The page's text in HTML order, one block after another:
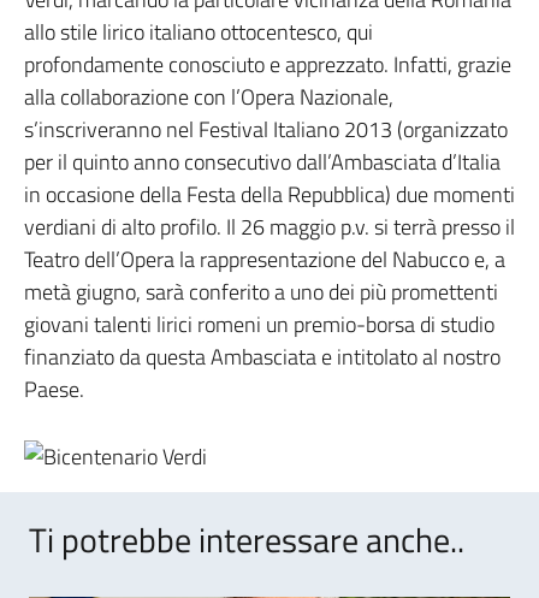
allo stile lirico italiano ottocentesco, qui
profondamente conosciuto e apprezzato. Infatti, grazie
alla collaborazione con l’Opera Nazionale,
s’inscriveranno nel Festival Italiano 2013 (organizzato
per il quinto anno consecutivo dall’Ambasciata d’Italia
in occasione della Festa della Repubblica) due momenti
verdiani di alto profilo. Il 26 maggio p.v. si terrà presso il
Teatro dell’Opera la rappresentazione del Nabucco e, a
metà giugno, sarà conferito a uno dei più promettenti
giovani talenti lirici romeni un premio-borsa di studio
finanziato da questa Ambasciata e intitolato al nostro
Paese.
Ti potrebbe interessare anche..